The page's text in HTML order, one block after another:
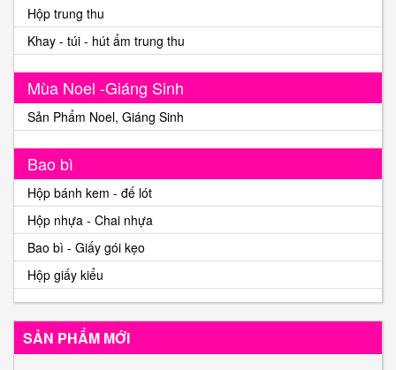
Hộp trung thu
Khay - túi - hút ẩm trung thu
Mùa Noel -Giáng Sinh
Sản Phẩm Noel, Giáng Sinh
Bao bì
Hộp bánh kem - đế lót
Hộp nhựa - Chai nhựa
Bao bì - Giấy gói kẹo
Hộp giấy kiểu
SẢN PHẨM MỚI